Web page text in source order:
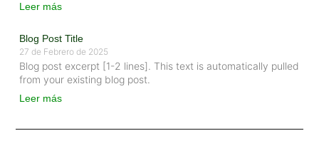
Leer más
Blog Post Title
27 de Febrero de 2025
Blog post excerpt [1-2 lines]. This text is automatically pulled
from your existing blog post.
Leer más